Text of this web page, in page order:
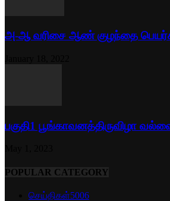
அ-ஆ வரிசை ஆண் குழந்தை
பகுதி1 பூங்காவனத்திருவிழா
POPULAR CATEGORY
செய்திகள்5006